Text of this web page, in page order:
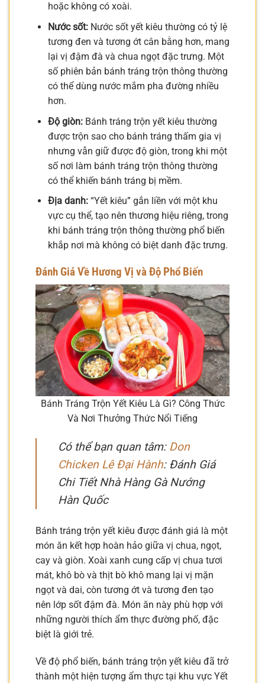
hoặc không có xoài.
Nước sốt:Nước sốt yết kiêu thường có tỷ lệ
tương đen và tương ớt cân bằng hơn, mang
lại vị đậm đà và chua ngọt đặc trưng. Một
số phiên bản bánh tráng trộn thông thường
có thể dùng nước mắm pha đường nhiều
hơn.
Độ giòn:Bánh tráng trộn yết kiêu thường
được trộn sao cho bánh tráng thấm gia vị
nhưng vẫn giữ được độ giòn, trong khi một
số nơi làm bánh tráng trộn thông thường
có thể khiến bánh tráng bị mềm.
Địa danh:“Yết kiêu” gắn liền với một khu
vực cụ thể, tạo nên thương hiệu riêng, trong
khi bánh tráng trộn thông thường phổ biến
khắp nơi mà không có biệt danh đặc trưng.
Đánh Giá Về Hương Vị và Độ Phổ Biến
Bánh Tráng Trộn Yết Kiêu Là Gì? Công Thức
Và Nơi Thưởng Thức Nổi Tiếng
Có thể bạn quan tâm: Don
Chicken Lê Đại Hành: Đánh Giá
Chi Tiết Nhà Hàng Gà Nướng
Hàn Quốc
Bánh tráng trộn yết kiêu được đánh giá là một
món ăn kết hợp hoàn hảo giữa vị chua, ngọt,
cay và giòn. Xoài xanh cung cấp vị chua tươi
mát, khô bò và thịt bò khô mang lại vị mặn
ngọt và dai, còn tương ớt và tương đen tạo
nên lớp sốt đậm đà. Món ăn này phù hợp với
những người thích ẩm thực đường phố, đặc
biệt là giới trẻ.
Về độ phổ biến, bánh tráng trộn yết kiêu đã trở
thành một hiện tượng ẩm thực tại khu vực Yết